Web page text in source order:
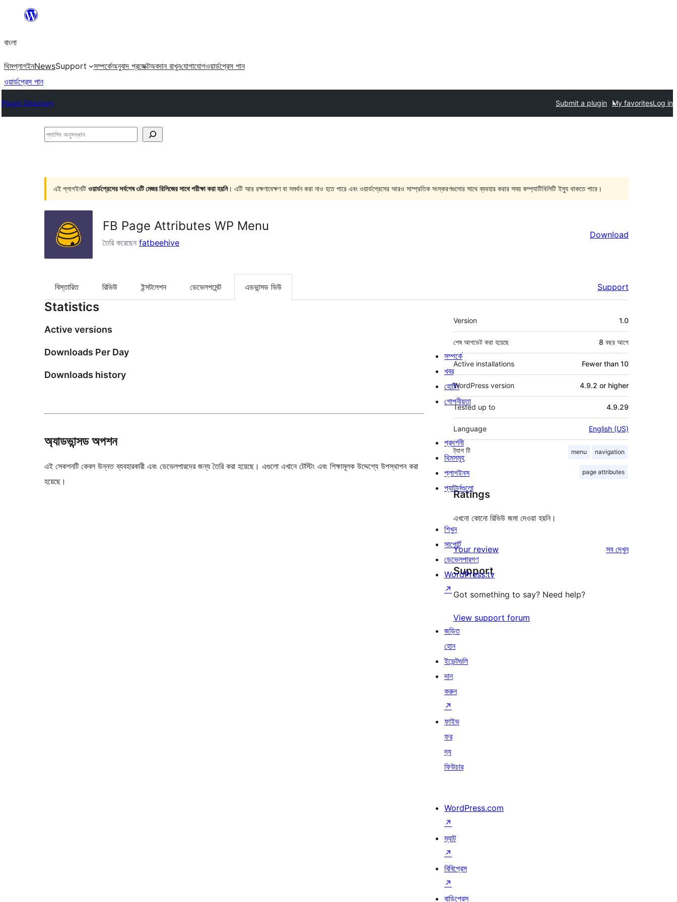
যান
বাংলা
থিমপ্লাগইনNewsSupport সম্পর্কেঅনুবাদ প্রজেক্টঅবদান রাখুনযোগাযোগওয়ার্ডপ্রেস পান
ওয়ার্ডপ্রেস পান
Plugin Directory Submit a plugin My favoritesLog in
প্লাগিন
এই প্লাগইনটি ওয়ার্ডপ্রেসের সর্বশেষ ৩টি মেজর রিলিজের সাথে পরীক্ষা করা হয়নি। এটি আর রক্ষণাবেক্ষণ বা সমর্থন করা নাও হতে পারে এবং ওয়ার্ডপ্রেসের আরও সাম্প্রতিক সংস্করণগুলোর সাথে ব্যবহার করার সময় কম্প্যাটিবিলিটি ইস্যু থাকতে পারে।
FB Page Attributes WP Menu
তৈরি করেছেন fatbeehive
Download
বিস্তারিত রিভিউ ইন্সটলেশন ডেভেলপমেন্ট এডভান্সড ভিউ Support
Statistics
Active versions
Downloads Per Day
Downloads history
অ্যাডভান্সড অপশন
এই সেকশনটি কেবল উন্নত ব্যবহারকারী এবং ডেভেলপারদের জন্য তৈরি করা হয়েছে। এগুলো এখানে টেস্টিং এবং শিক্ষামূলক উদ্দেশ্যে উপস্থাপন করা
হয়েছে।
মেটা
Version 1.0
শেষ আপডেট করা হয়েছে 8 বছর আগে
Active installations Fewer than 10
WordPress version 4.9.2 or higher
Tested up to 4.9.29
Language English (US)
ট্যাগ menu navigation
page attributes
টি
Ratings
এখনো কোনো রিভিউ জমা দেওয়া হয়নি।
Your review সবরিভিউ
দেখুন
Support
Got something to say? Need help?
View support forum
সম্পর্কে
খবর
হোষ্টিং
গোপনীয়তা
প্রদর্শনী
থিমসমূহ
প্লাগইনস
প্যাটার্নগুলো
শিখুন
সাপোর্ট
ডেভেলপারগণ
WordPress.tv
↗
জড়িত
হোন
ইভেন্টগুলি
দান
করুন
↗
ফাইভ
ফর
দ্য
ফিউচার
WordPress.com
↗
ম্যাট
↗
বিবিপ্রেস
↗
বাডিপ্রেস